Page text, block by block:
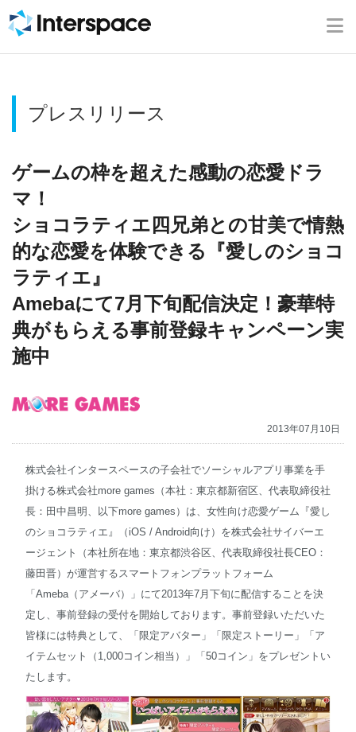
ホーム
事業内容
ニュース
ブログ
採用情報
English
プレスリリース
ゲームの枠を超えた感動の恋愛ドラ
マ！
ショコラティエ四兄弟との甘美で情熱
的な恋愛を体験できる『愛しのショコ
ラティエ』
Amebaにて7月下旬配信決定！豪華特
典がもらえる事前登録キャンペーン実
施中
2013年07月10日
株式会社インタースペースの子会社でソーシャルアプリ事業を手
掛ける株式会社more games（本社：東京都新宿区、代表取締役社
長：田中昌明、以下more games）は、女性向け恋愛ゲーム『愛し
のショコラティエ』（iOS / Android向け）を株式会社サイバーエ
ージェント（本社所在地：東京都渋谷区、代表取締役社長CEO：
藤田晋）が運営するスマートフォンプラットフォーム
「Ameba（アメーバ）」にて2013年7月下旬に配信することを決
定し、事前登録の受付を開始しております。事前登録いただいた
皆様には特典として、「限定アバター」「限定ストーリー」「ア
イテムセット（1,000コイン相当）」「50コイン」をプレゼントい
たします。